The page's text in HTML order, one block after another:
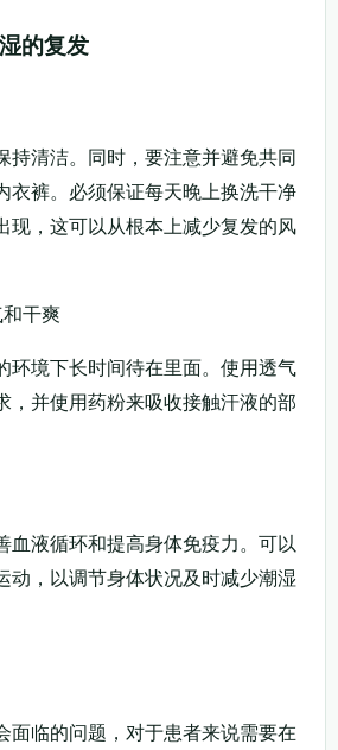
的复发
持清洁。同时，要注意并避免共同
衣裤。必须保证每天晚上换洗干净
现，这可以从根本上减少复发的风
干爽
环境下长时间待在里面。使用透气
，并使用药粉来吸收接触汗液的部
血液循环和提高身体免疫力。可以
动，以调节身体状况及时减少潮湿
面临的问题，对于患者来说需要在